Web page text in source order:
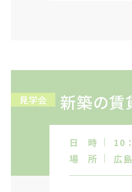
見学会 新築の賃
日 時
10
場 所
広